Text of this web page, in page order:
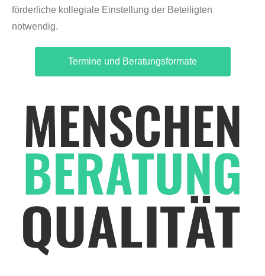
förderliche kollegiale Einstellung der Beteiligten
notwendig.
Termine und Beratungsformate